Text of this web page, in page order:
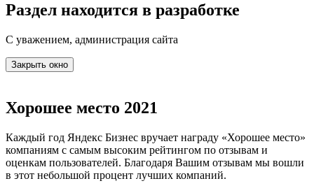
Раздел находится в разработке
С уважением, администрация сайта
Закрыть окно
Хорошее место 2021
Каждый год Яндекс Бизнес вручает награду «Хорошее место»
компаниям с самым высоким рейтингом по отзывам и
оценкам пользователей. Благодаря Вашим отзывам мы вошли
в этот небольшой процент лучших компаний.